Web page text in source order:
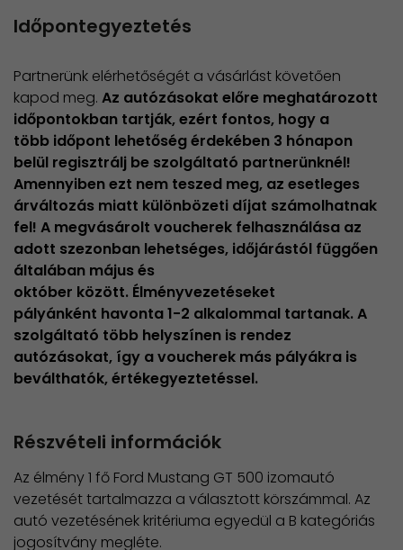
Időpontegyeztetés
Partnerünk elérhetőségét a vásárlást követően
kapod meg. Az autózásokat előre meghatározott
időpontokban tartják, ezért fontos, hogy a
több időpont lehetőség érdekében 3 hónapon
belül regisztrálj be szolgáltató partnerünknél!
Amennyiben ezt nem teszed meg, az esetleges
árváltozás miatt különbözeti díjat számolhatnak
fel! A megvásárolt voucherek felhasználása az
adott szezonban lehetséges, időjárástól függően
általában május és
október között. Élményvezetéseket
pályánként havonta 1-2 alkalommal tartanak. A
szolgáltató több helyszínen is rendez
autózásokat, így a voucherek más pályákra is
beválthatók, értékegyeztetéssel.
Részvételi információk
Az élmény 1 fő Ford Mustang GT 500 izomautó
vezetését tartalmazza a választott körszámmal. Az
autó vezetésének kritériuma egyedül a B kategóriás
jogosítvány megléte.